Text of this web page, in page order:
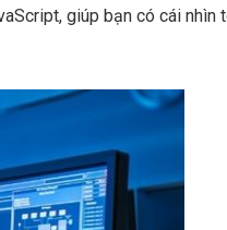
giúp bạn có cái nhìn